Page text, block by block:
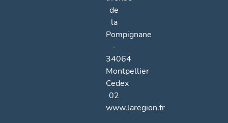
de
la
Pompignane
-
34064
Montpellier
Cedex
02
www.laregion.fr